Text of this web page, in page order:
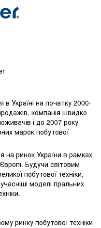
Україні на початку 2000-
компанія швидко
і до 2007 року
марок побутової
на ринок України в рамках
Будучи світовим
побутової техніки,
моделі пральних
ринку побутової техніки